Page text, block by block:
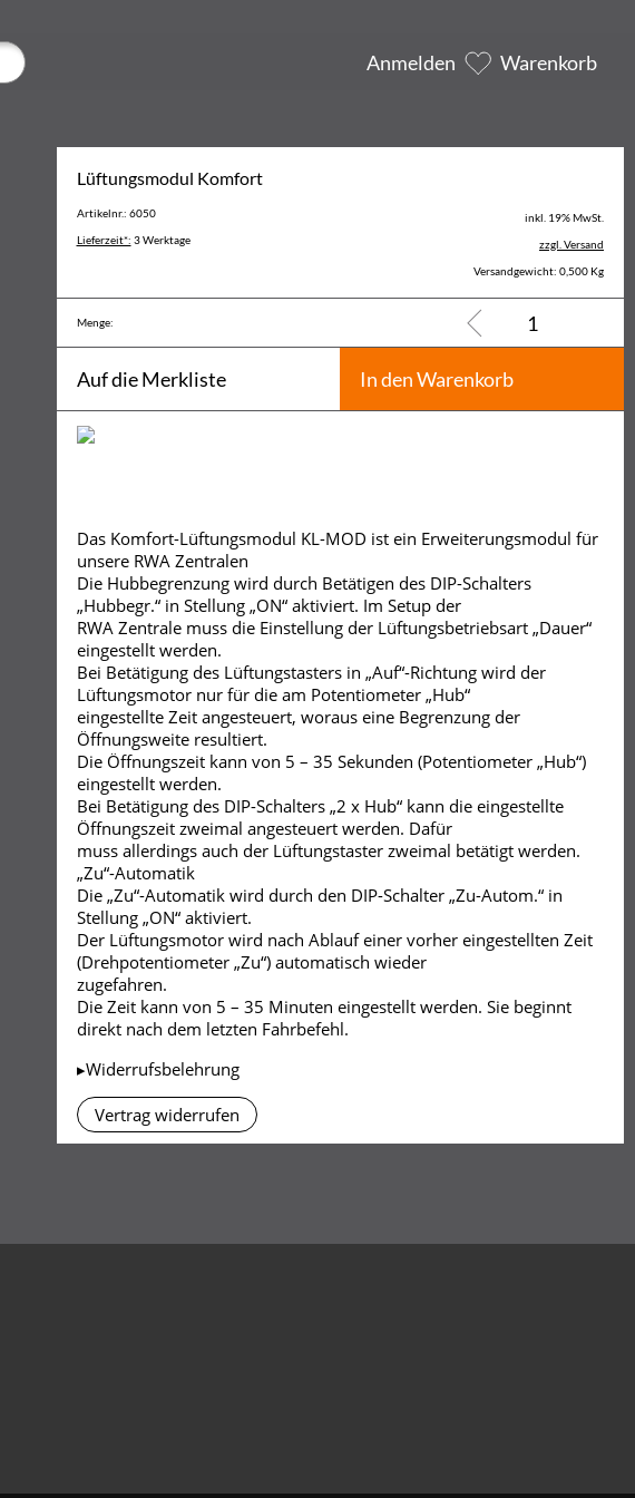
Anmelden Warenkorb
Lüftungsmodul Komfort
Artikelnr.: 6050
Lieferzeit*: 3 Werktage
inkl. 19% MwSt.
zzgl. Versand
Versandgewicht: 0,500 Kg
Menge:
Auf die Merkliste In den Warenkorb
Das Komfort-Lüftungsmodul KL-MOD ist ein Erweiterungsmodul für
unsere RWA Zentralen
Die Hubbegrenzung wird durch Betätigen des DIP-Schalters
„Hubbegr.“ in Stellung „ON“ aktiviert. Im Setup der
RWA Zentrale muss die Einstellung der Lüftungsbetriebsart „Dauer“
eingestellt werden.
Bei Betätigung des Lüftungstasters in „Auf“-Richtung wird der
Lüftungsmotor nur für die am Potentiometer „Hub“
eingestellte Zeit angesteuert, woraus eine Begrenzung der
Öffnungsweite resultiert.
Die Öffnungszeit kann von 5 – 35 Sekunden (Potentiometer „Hub“)
eingestellt werden.
Bei Betätigung des DIP-Schalters „2 x Hub“ kann die eingestellte
Öffnungszeit zweimal angesteuert werden. Dafür
muss allerdings auch der Lüftungstaster zweimal betätigt werden.
„Zu“-Automatik
Die „Zu“-Automatik wird durch den DIP-Schalter „Zu-Autom.“ in
Stellung „ON“ aktiviert.
Der Lüftungsmotor wird nach Ablauf einer vorher eingestellten Zeit
(Drehpotentiometer „Zu“) automatisch wieder
zugefahren.
Die Zeit kann von 5 – 35 Minuten eingestellt werden. Sie beginnt
direkt nach dem letzten Fahrbefehl.
▸Widerrufsbelehrung
Vertrag widerrufen